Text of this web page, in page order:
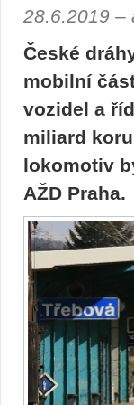
28.6.2019 –
České
mobilní
vozidel a
miliard
lokomotiv
AŽD Praha.